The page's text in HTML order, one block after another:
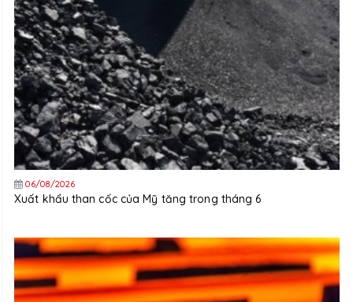
06/08/2026
Xuất khẩu than cốc của Mỹ tăng trong tháng 6